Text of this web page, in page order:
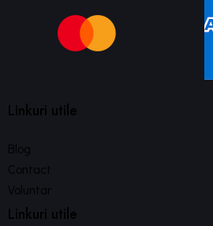
Linkuri utile
Blog
Contact
Voluntar
Linkuri utile